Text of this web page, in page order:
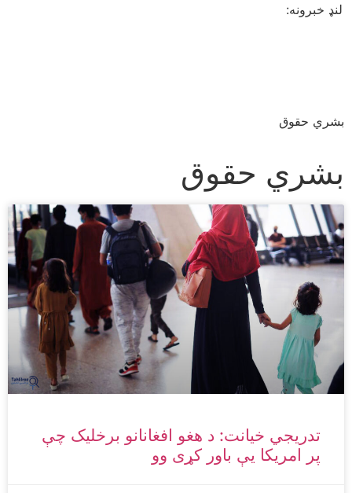
لنډ خبرونه:
بشري حقوق
بشري حقوق
تدریجي خیانت: د هغو افغانانو برخلیک چې
پر امریکا یې باور کړی وو